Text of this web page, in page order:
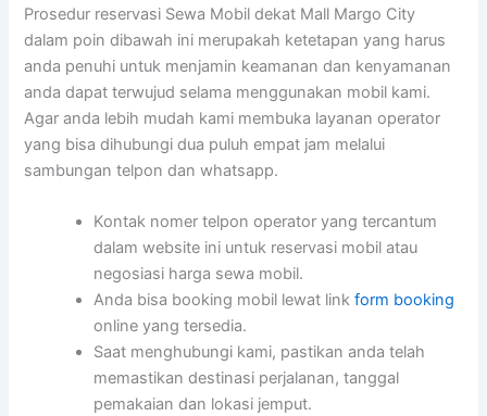
Prosedur reservasi Sewa Mobil dekat Mall Margo City
dalam poin dibawah ini merupakah ketetapan yang harus
anda penuhi untuk menjamin keamanan dan kenyamanan
anda dapat terwujud selama menggunakan mobil kami.
Agar anda lebih mudah kami membuka layanan operator
yang bisa dihubungi dua puluh empat jam melalui
sambungan telpon dan whatsapp.
Kontak nomer telpon operator yang tercantum
dalam website ini untuk reservasi mobil atau
negosiasi harga sewa mobil.
Anda bisa booking mobil lewat linkform booking
online yang tersedia.
Saat menghubungi kami, pastikan anda telah
memastikan destinasi perjalanan, tanggal
pemakaian dan lokasi jemput.